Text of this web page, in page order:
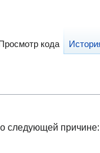
следующей причине:
кода